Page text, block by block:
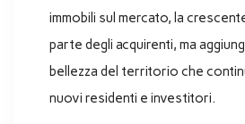
immobili sul mercato, la
parte degli acquirenti, ma
bellezza del territorio che
nuovi residenti e investitori.